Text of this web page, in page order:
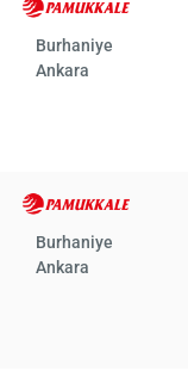
Burhaniye
Ankara
Burhaniye
Ankara